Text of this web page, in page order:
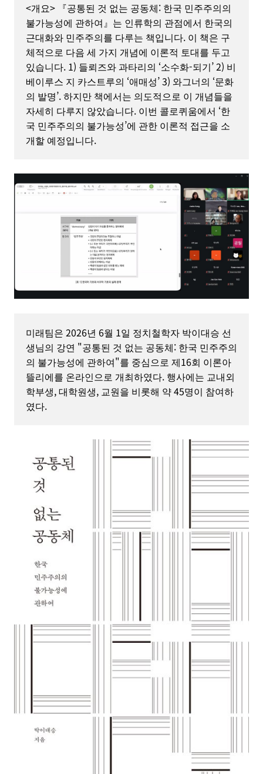
<개요> 『공통된 것 없는 공동체: 한국 민주주의의
불가능성에 관하여』는 인류학의 관점에서 한국의
근대화와 민주주의를 다루는 책입니다. 이 책은 구
체적으로 다음 세 가지 개념에 이론적 토대를 두고
있습니다. 1) 들뢰즈와 과타리의 ‘소수화-되기’ 2) 비
베이루스 지 카스트루의 ‘애매성’ 3) 와그너의 ‘문화
의 발명’. 하지만 책에서는 의도적으로 이 개념들을
자세히 다루지 않았습니다. 이번 콜로퀴움에서 ‘한
국 민주주의의 불가능성’에 관한 이론적 접근을 소
개할 예정입니다.
미래팀은 2026년 6월 1일 정치철학자 박이대승 선
생님의 강연 "공통된 것 없는 공동체: 한국 민주주의
의 불가능성에 관하여"를 중심으로 제16회 이론아
뜰리에를 온라인으로 개최하였다. 행사에는 교내외
학부생, 대학원생, 교원을 비롯해 약 45명이 참여하
였다.